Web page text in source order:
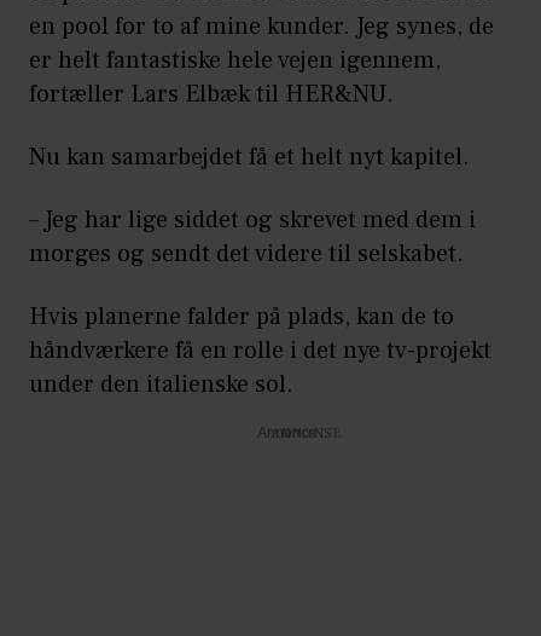
en pool for to af mine kunder. Jeg synes, de
er helt fantastiske hele vejen igennem,
fortæller Lars Elbæk til HER&NU.
Nu kan samarbejdet få et helt nyt kapitel.
– Jeg har lige siddet og skrevet med dem i
morges og sendt det videre til selskabet.
Hvis planerne falder på plads, kan de to
håndværkere få en rolle i det nye tv-projekt
under den italienske sol.
Annonce